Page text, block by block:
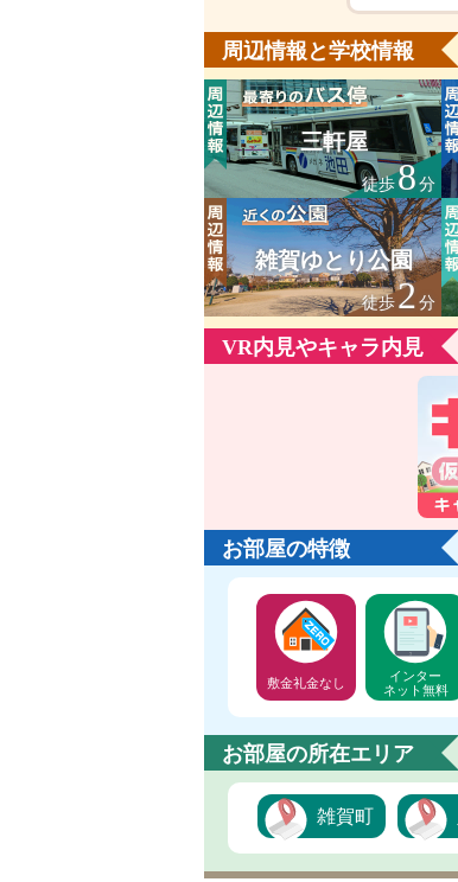
周辺情報と学校情報
三軒屋
徒歩8分
雑賀ゆとり公園
徒歩2分
VR内見やキャラ内見
お部屋の特徴
敷金礼金なし
インター
ネット無料
お部屋の所在エリア
雑賀町